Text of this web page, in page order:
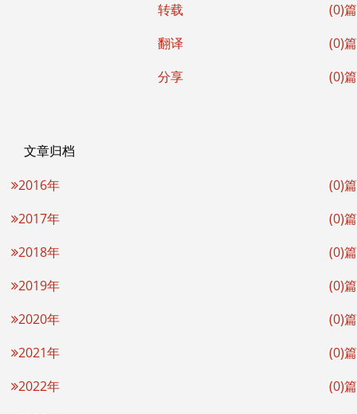
转载
(0)篇
翻译
(0)篇
分享
(0)篇
文章归档
2016年
(0)篇
2017年
(0)篇
2018年
(0)篇
2019年
(0)篇
2020年
(0)篇
2021年
(0)篇
2022年
(0)篇